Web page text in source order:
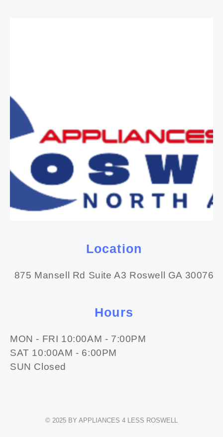
Location
875 Mansell Rd Suite A3 Roswell GA 30076
Hours
MON - FRI 10:00AM - 7:00PM
SAT 10:00AM - 6:00PM
SUN Closed
© 2025 BY APPLIANCES 4 LESS ROSWELL